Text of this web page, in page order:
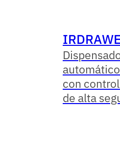
con
de alta